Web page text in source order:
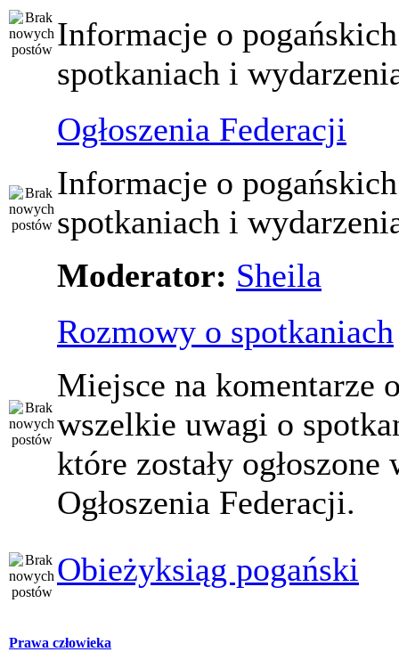
Informacje o pogańskich
spotkaniach i
Ogłoszenia Federacji
Informacje o pogańskich
spotkaniach i
Moderator: Sheila
Rozmowy o spotkaniach
Miejsce na komentarze
wszelkie uwagi o
które zostały ogłoszone
Ogłoszenia Federacji.
Obieżyksiąg pogański
Prawa człowieka